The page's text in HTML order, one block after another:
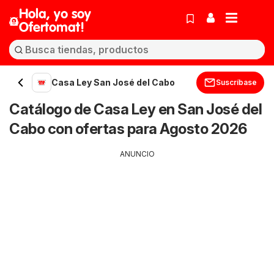
Hola, yo soy
Ofertomat!
Casa Ley San José del Cabo Suscríbase
Catálogo de Casa Ley en San José del
Cabo con ofertas para Agosto 2026
ANUNCIO